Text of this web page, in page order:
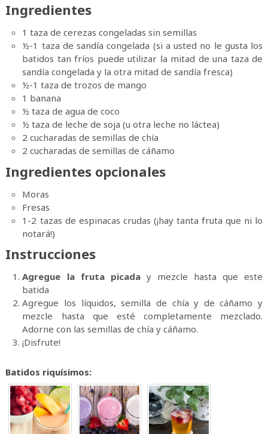
Ingredientes
1 taza de cerezas congeladas sin semillas
½-1 taza de sandía congelada (si a usted no le gusta los
batidos tan fríos puede utilizar la mitad de una taza de
sandía congelada y la otra mitad de sandía fresca)
½-1 taza de trozos de mango
1 banana
½ taza de agua de coco
½ taza de leche de soja (u otra leche no láctea)
2 cucharadas de semillas de chía
2 cucharadas de semillas de cáñamo
Ingredientes opcionales
Moras
Fresas
1-2 tazas de espinacas crudas (¡hay tanta fruta que ni lo
notará!)
Instrucciones
Agregue la fruta picaday mezcle hasta que este
batida
Agregue los líquidos, semilla de chía y de cáñamo y
mezcle hasta que esté completamente mezclado.
Adorne con las semillas de chía y cáñamo.
¡Disfrute!
Batidos riquísimos: